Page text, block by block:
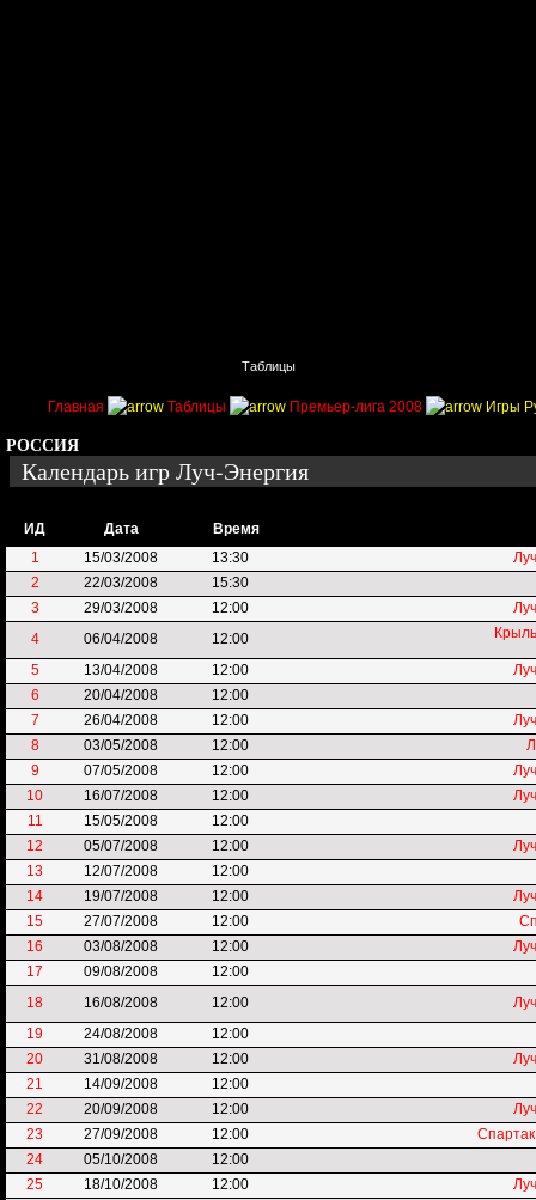
Таблицы
Главная Таблицы Премьер-лига 2008 Игры
РОССИЯ
Календарь игр Луч-Энергия
ИД Дата
Время
1
15/03/2008 13:30
2
22/03/2008
15:30
3
29/03/2008 12:00
4
06/04/2008 12:00
5 13/04/2008 12:00
6
20/04/2008
12:00
7
26/04/2008 12:00
8
03/05/2008 12:00
9
07/05/2008 12:00
10
16/07/2008 12:00
11
15/05/2008
12:00
12
05/07/2008 12:00
13
12/07/2008
12:00
14
19/07/2008 12:00
15
27/07/2008 12:00
16
03/08/2008 12:00
17
09/08/2008
12:00
18
16/08/2008 12:00
19
24/08/2008
12:00
20
31/08/2008 12:00
21
14/09/2008
12:00
22
20/09/2008 12:00
23
27/09/2008 12:00
24
05/10/2008
12:00
25
18/10/2008 12:00